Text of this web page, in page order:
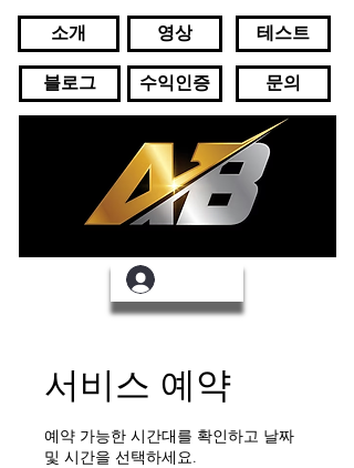
소개 영상
수익인증
테스트
문의
블로그
서비스 예약
예약 가능한 시간대를 확인하고 날짜
및 시간을 선택하세요.